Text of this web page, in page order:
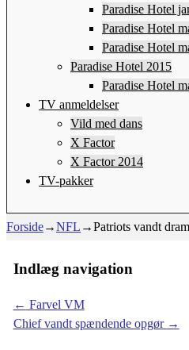
Paradise Hotel
Paradise Hotel
Paradise Hotel
Paradise Hotel 2015
Paradise Hotel
TV anmeldelser
Vild med dans
X Factor
X Factor 2014
TV-pakker
Forside→NFL →Patriots vandt
Indlæg navigation
← Farvel VM
Chief vandt spændende opgør →